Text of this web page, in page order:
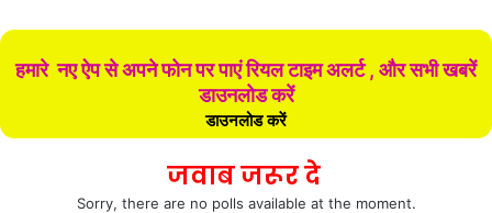
हमारे नए ऐप से अपने फोन पर पाएं रियल टाइम अलर्ट , और सभी खबरें
डाउनलोड करें
डाउनलोड करें
जवाब जरूर दे
Sorry, there are no polls available at the moment.